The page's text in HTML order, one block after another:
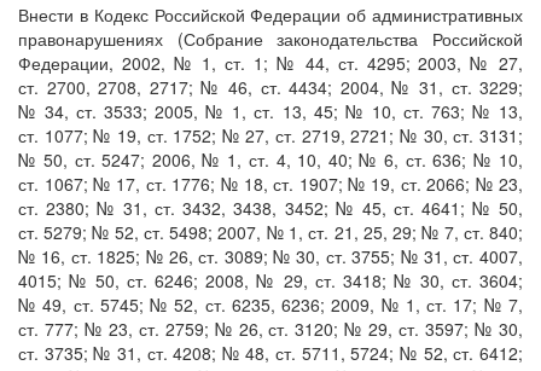
Внести в Кодекс Российской Федерации об административных
правонарушениях (Собрание законодательства Российской
Федерации, 2002, № 1, ст. 1; № 44, ст. 4295; 2003, № 27,
ст. 2700, 2708, 2717; № 46, ст. 4434; 2004, № 31, ст. 3229;
№ 34, ст. 3533; 2005, № 1, ст. 13, 45; № 10, ст. 763; № 13,
ст. 1077; № 19, ст. 1752; № 27, ст. 2719, 2721; № 30, ст. 3131;
№ 50, ст. 5247; 2006, № 1, ст. 4, 10, 40; № 6, ст. 636; № 10,
ст. 1067; № 17, ст. 1776; № 18, ст. 1907; № 19, ст. 2066; № 23,
ст. 2380; № 31, ст. 3432, 3438, 3452; № 45, ст. 4641; № 50,
ст. 5279; № 52, ст. 5498; 2007, № 1, ст. 21, 25, 29; № 7, ст. 840;
№ 16, ст. 1825; № 26, ст. 3089; № 30, ст. 3755; № 31, ст. 4007,
4015; № 50, ст. 6246; 2008, № 29, ст. 3418; № 30, ст. 3604;
№ 49, ст. 5745; № 52, ст. 6235, 6236; 2009, № 1, ст. 17; № 7,
ст. 777; № 23, ст. 2759; № 26, ст. 3120; № 29, ст. 3597; № 30,
ст. 3735; № 31, ст. 4208; № 48, ст. 5711, 5724; № 52, ст. 6412;